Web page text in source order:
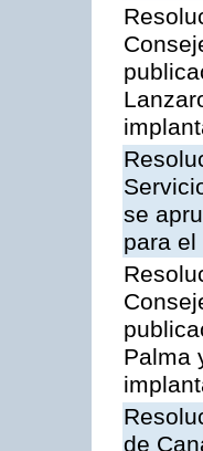
se
para el
Palma
de